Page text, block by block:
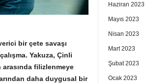
bir çete savaşı
Yakuza, Çinli
filizlenmeye
daha duygusal bir
Haziran 2023
Mayıs 2023
Nisan 2023
Mart 2023
Şubat 2023
Ocak 2023